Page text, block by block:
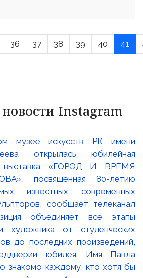
36 37 38 39 40 41
Instagram